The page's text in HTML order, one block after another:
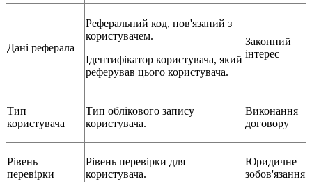
Дані реферала
Реферальний код, пов'язаний з
користувачем.
Ідентифікатор користувача, який
реферував цього користувача.
Законний
інтерес
Тип
користувача
Тип облікового запису
користувача.
Виконання
договору
Рівень
перевірки
Рівень перевірки для
користувача.
Юридичне
зобов'язання